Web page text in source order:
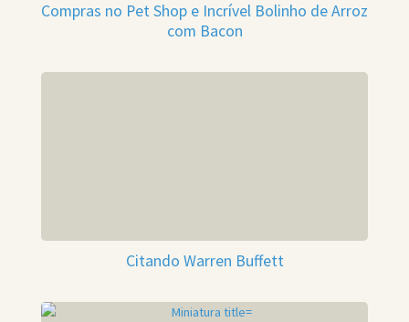
Compras no Pet Shop e Incrível Bolinho de Arroz
com Bacon
Citando Warren Buffett